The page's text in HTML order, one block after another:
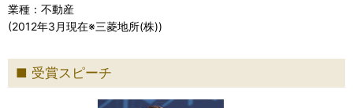
業種：不動産
(2012年3月現在※三菱地所(株))
受賞スピーチ